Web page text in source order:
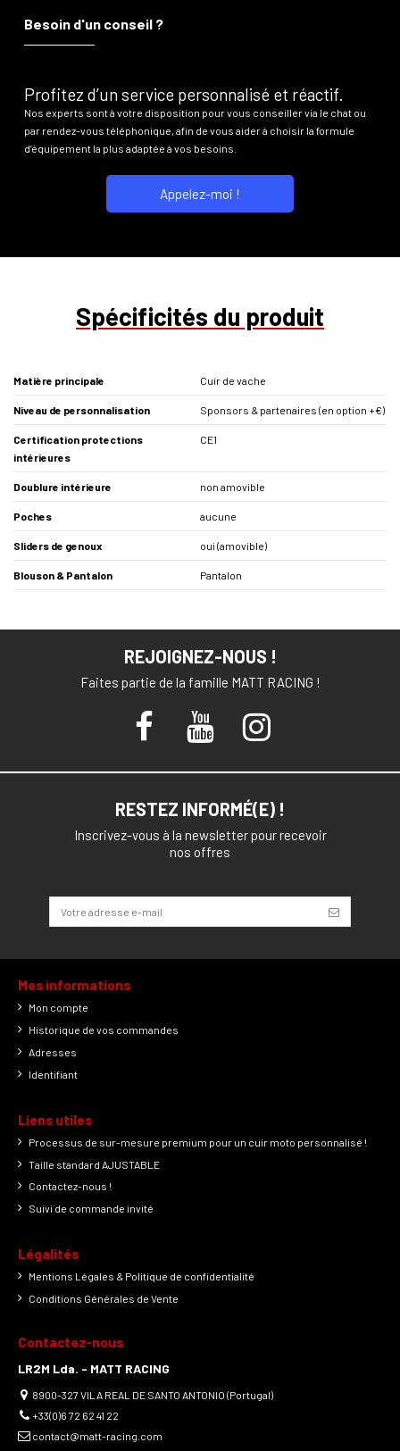
Besoin d'un conseil ?
Profitez d’un service personnalisé et réactif.
Nos experts sont à votre disposition pour vous conseiller via le chat ou
par rendez-vous téléphonique, afin de vous aider à choisir la formule
d’équipement la plus adaptée à vos besoins.
Appelez-moi !
Spécificités du produit
Matière principale Cuir de vache
Niveau de personnalisation Sponsors & partenaires (en option +€)
Certification protections
intérieures
CE1
Doublure intérieure non amovible
Poches aucune
Sliders de genoux oui (amovible)
Blouson & Pantalon Pantalon
REJOIGNEZ-NOUS !
Faites partie de la famille MATT RACING !
RESTEZ INFORMÉ(E) !
Inscrivez-vous à la newsletter pour recevoir
nos offres
Mes informations
Mon compte
Historique de vos commandes
Adresses
Identifiant
Liens utiles
Processus de sur-mesure premium pour un cuir moto personnalisé !
Taille standard AJUSTABLE
Contactez-nous !
Suivi de commande invité
Légalités
Mentions Légales & Politique de confidentialité
Conditions Générales de Vente
Contactez-nous
LR2M Lda. - MATT RACING
8900-327 VILA REAL DE SANTO ANTONIO (Portugal)
+33(0)6 72 62 41 22
contact@matt-racing.com